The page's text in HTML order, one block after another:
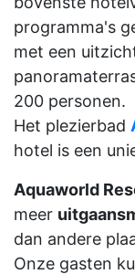
programma's
met een
200 personen.
Het plezierbad
hotel is een
Aquaworld
meer
dan andere
Onze gasten